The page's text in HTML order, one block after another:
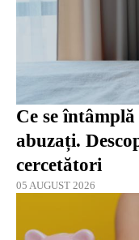
Ce se
abuzați.
cercetători
05 AUGUST 2026